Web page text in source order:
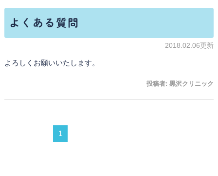
よくある質問
2018.02.06更新
よろしくお願いいたします。
投稿者:黒沢クリニック
1